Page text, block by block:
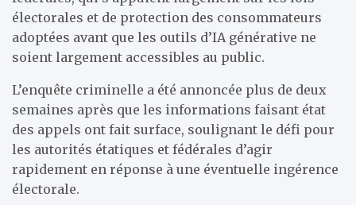
électorales et de protection des consommateurs
adoptées avant que les outils d’IA générative ne
soient largement accessibles au public.
L’enquête criminelle a été annoncée plus de deux
semaines après que les informations faisant état
des appels ont fait surface, soulignant le défi pour
les autorités étatiques et fédérales d’agir
rapidement en réponse à une éventuelle ingérence
électorale.